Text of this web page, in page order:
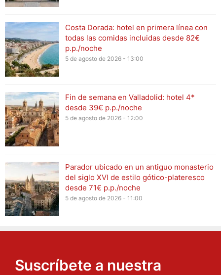
Costa Dorada: hotel en primera línea con
todas las comidas incluidas desde 82€
p.p./noche
5 de agosto de 2026 - 13:00
Fin de semana en Valladolid: hotel 4*
desde 39€ p.p./noche
5 de agosto de 2026 - 12:00
Parador ubicado en un antiguo monasterio
del siglo XVI de estilo gótico-plateresco
desde 71€ p.p./noche
5 de agosto de 2026 - 11:00
Suscríbete a nuestra